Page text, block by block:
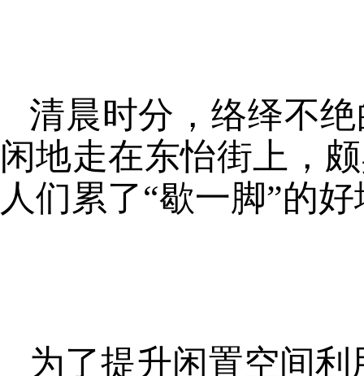
清晨时分，络绎不
闲地走在东怡街上，
人们累了“歇一脚”的
为了提升闲置空间